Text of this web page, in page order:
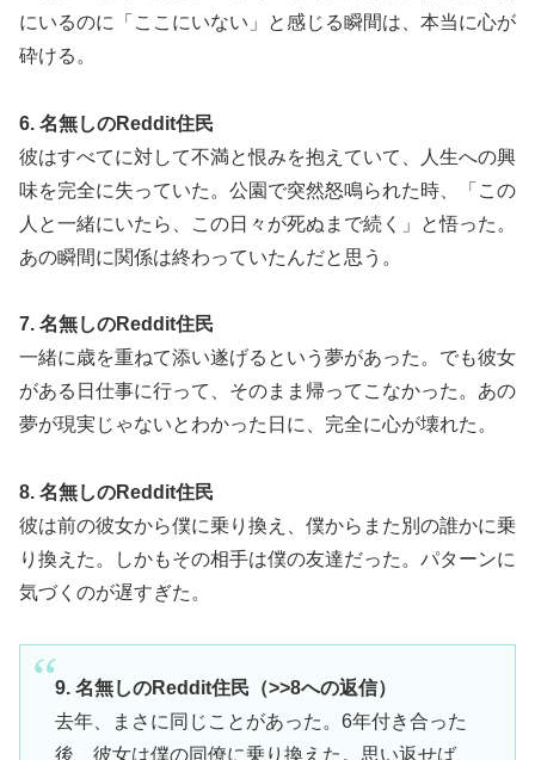
にいるのに「ここにいない」と感じる瞬間は、本当に心が
砕ける。
6. 名無しのReddit住民
彼はすべてに対して不満と恨みを抱えていて、人生への興
味を完全に失っていた。公園で突然怒鳴られた時、「この
人と一緒にいたら、この日々が死ぬまで続く」と悟った。
あの瞬間に関係は終わっていたんだと思う。
7. 名無しのReddit住民
一緒に歳を重ねて添い遂げるという夢があった。でも彼女
がある日仕事に行って、そのまま帰ってこなかった。あの
夢が現実じゃないとわかった日に、完全に心が壊れた。
8. 名無しのReddit住民
彼は前の彼女から僕に乗り換え、僕からまた別の誰かに乗
り換えた。しかもその相手は僕の友達だった。パターンに
気づくのが遅すぎた。
9. 名無しのReddit住民（>>8への返信）
去年、まさに同じことがあった。6年付き合った
後、彼女は僕の同僚に乗り換えた。思い返せば、